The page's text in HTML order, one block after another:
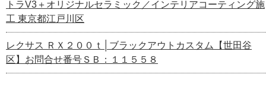
トラV3＋オリジナルセラミック／インテリアコーティング施
工 東京都江戸川区
レクサス ＲＸ２００ｔ│ブラックアウトカスタム【世田谷
区】お問合せ番号ＳＢ：１１５５８